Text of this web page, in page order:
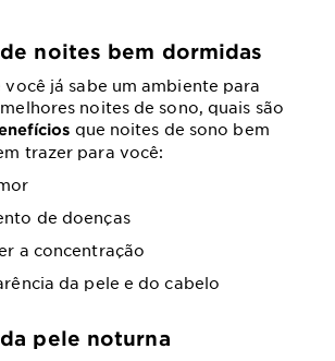
noites bem dormidas
já sabe um ambiente para
noites de sono, quais são
que noites de sono bem
trazer para você:
de doenças
a concentração
da pele e do cabelo
pele noturna